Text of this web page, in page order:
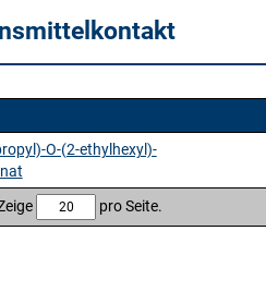
O-(2-ethylhexyl)-
pro Seite.